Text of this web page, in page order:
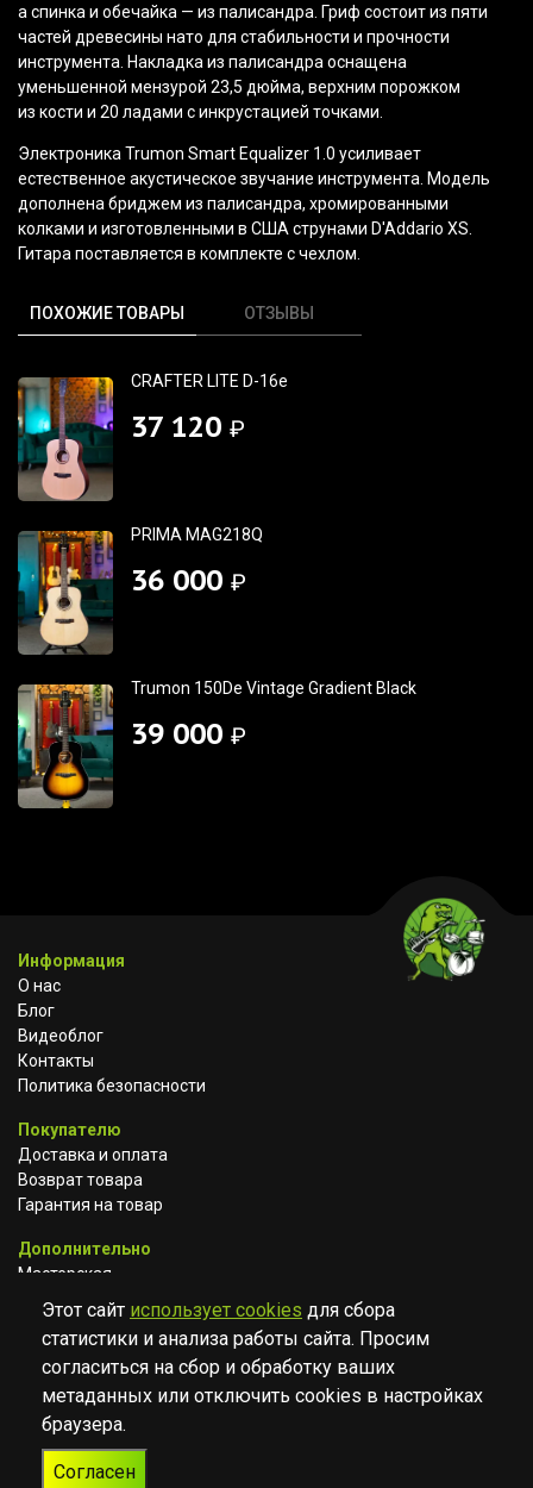
а спинка и обечайка — из палисандра. Гриф состоит из пяти
частей древесины нато для стабильности и прочности
инструмента. Накладка из палисандра оснащена
уменьшенной мензурой 23,5 дюйма, верхним порожком
из кости и 20 ладами с инкрустацией точками.
Электроника Trumon Smart Equalizer 1.0 усиливает
естественное акустическое звучание инструмента. Модель
дополнена бриджем из палисандра, хромированными
колками и изготовленными в США струнами D'Addario XS.
Гитара поставляется в комплекте с чехлом.
ПОХОЖИЕ ТОВАРЫ ОТЗЫВЫ
CRAFTER LITE D-16e
37 120 ₽
PRIMA MAG218Q
36 000 ₽
Trumon 150De Vintage Gradient Black
39 000 ₽
Информация
О нас
Блог
Видеоблог
Контакты
Политика безопасности
Покупателю
Доставка и оплата
Возврат товара
Гарантия на товар
Дополнительно
Мастерская
Сотрудничество
YOUTUBE
© Музыкальный магазин Muzik Room, 2023-2026
Этот сайт использует cookies для сбора
статистики и анализа работы сайта. Просим
согласиться на сбор и обработку ваших
метаданных или отключить cookies в настройках
браузера.
Согласен